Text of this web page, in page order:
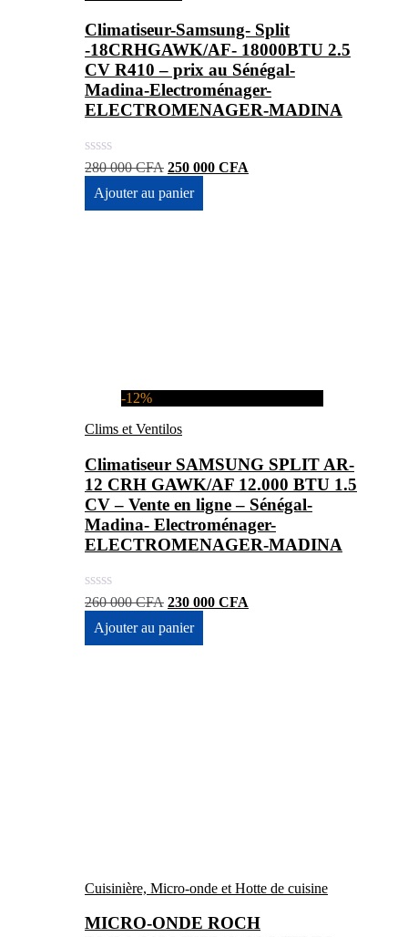
Climatiseur-Samsung- Split
-18CRHGAWK/AF- 18000BTU 2.5
CV R410 – prix au Sénégal-
Madina-Electroménager-
ELECTROMENAGER-MADINA
280 000CFA Le
initial
était :
250 000 CFA
Ajouter au panier
-12%
Clims et Ventilos
Climatiseur SAMSUNG SPLIT AR-
12 CRH GAWK/AF 12.000 BTU 1.5
CV – Vente en ligne – Sénégal-
Madina- Electroménager-
ELECTROMENAGER-MADINA
260 000CFA Le
initial
était :
230 000 CFA
Ajouter au panier
Cuisinière, Micro-onde et Hotte de cuisine
MICRO-ONDE ROCH